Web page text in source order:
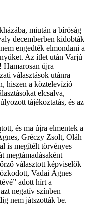
miután a bíróság
decemberben kidobták
engedték elmondani a
Az ítlet után Varjú
Hamarosan újra
választások utánra
hiszen a köztelevízió
elcsalva,
tájékoztatás, és az
és ma újra elmentek a
Gréczy Zsolt, Oláh
is megítélt törvényes
megtámadásaként
választott képviselők
Vadai Ágnes
adott hírt a
negatív színben
nem játszották be.